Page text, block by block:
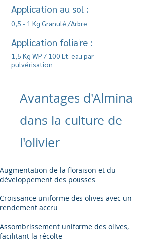
Application au sol :
0,5 - 1 Kg Granulé /Arbre
Application foliaire :
1,5 Kg WP / 100 Lt. eau par
pulvérisation
Avantages d'Almina
dans la culture de
l'olivier
Augmentation de la floraison et du
développement des pousses
Croissance uniforme des olives avec un
rendement accru
Assombrissement uniforme des olives,
facilitant la récolte